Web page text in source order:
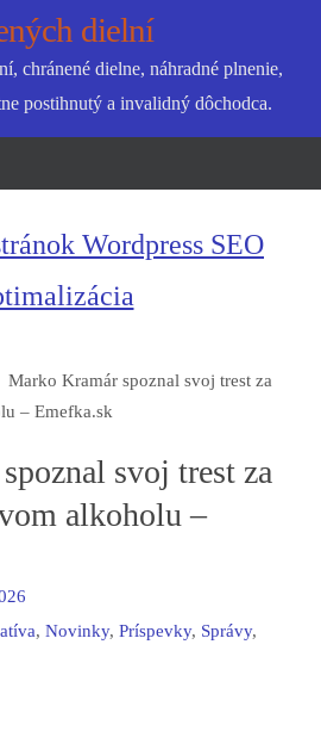
dielní
chránené dielne, náhradné plnenie,
postihnutý a invalidný dôchodca.
Wordpress SEO
Marko Kramár spoznal svoj trest za
– Emefka.sk
svoj trest za
alkoholu –
,Novinky,Príspevky, Správy,